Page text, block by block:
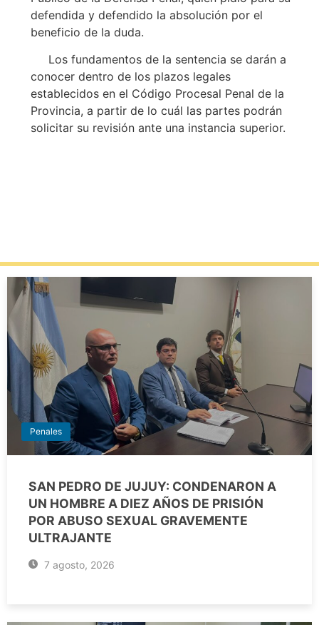
defendida y defendido la absolución por el
beneficio de la duda.
Los fundamentos de la sentencia se darán a
conocer dentro de los plazos legales
establecidos en el Código Procesal Penal de la
Provincia, a partir de lo cuál las partes podrán
solicitar su revisión ante una instancia superior.
Penales
SAN PEDRO DE JUJUY: CONDENARON A
UN HOMBRE A DIEZ AÑOS DE PRISIÓN
POR ABUSO SEXUAL GRAVEMENTE
ULTRAJANTE
7 agosto, 2026